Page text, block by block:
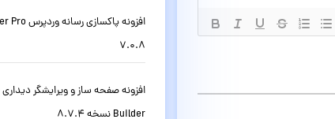
7.0.8
Builder نسخه 8.7.4